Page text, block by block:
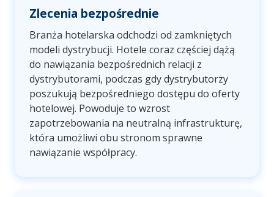
Zlecenia bezpośrednie
Branża hotelarska odchodzi od zamkniętych
modeli dystrybucji. Hotele coraz częściej dążą
do nawiązania bezpośrednich relacji z
dystrybutorami, podczas gdy dystrybutorzy
poszukują bezpośredniego dostępu do oferty
hotelowej. Powoduje to wzrost
zapotrzebowania na neutralną infrastrukturę,
która umożliwi obu stronom sprawne
nawiązanie współpracy.